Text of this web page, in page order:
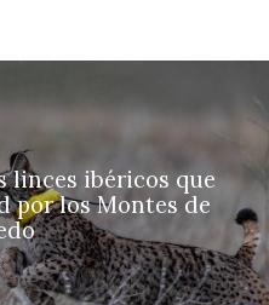
linces ibéricos que
por los Montes de